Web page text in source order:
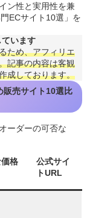
ン性と実用性を兼
ECサイト10選」を
ています
ため、アフィリエ
記事の内容は客観
成しております。
販売サイト10選比
ーダーの可否な
格
公式サイ
トURL